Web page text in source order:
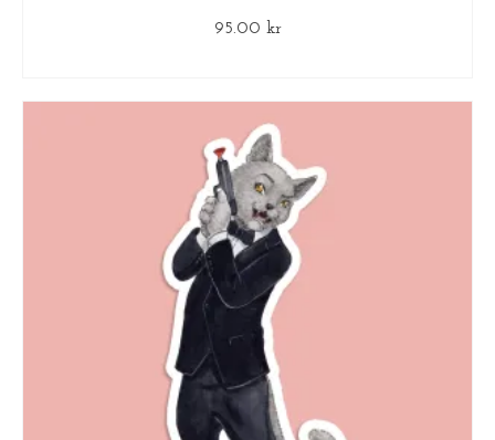
95.00 kr